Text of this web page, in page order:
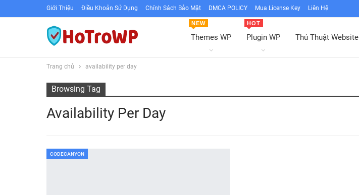
Giới Thiệu Điều Khoản Sử Dụng Chính Sách Bảo Mật DMCA POLICY Mua License Key Liên Hệ
Themes WP
NEW
Plugin WP
HOT
Thủ Thuật Website
Trang chủ availability per day
Browsing Tag
Availability Per Day
CODECANYON